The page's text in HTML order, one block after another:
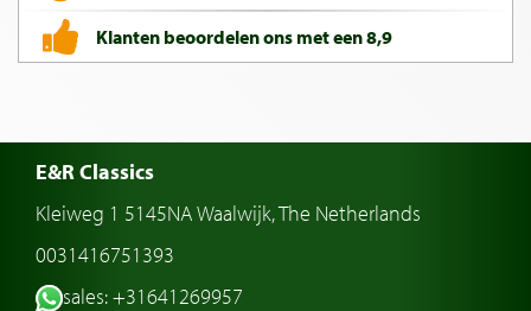
Klanten beoordelen ons met een 8,9
E&R Classics
Kleiweg 1 5145NA Waalwijk, The Netherlands
0031416751393
sales: +31641269957